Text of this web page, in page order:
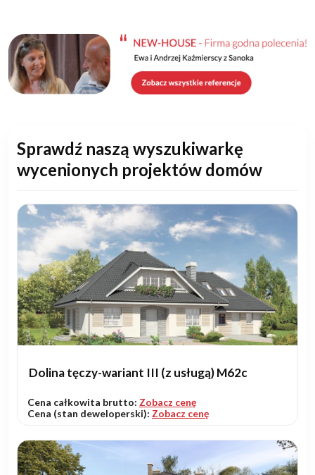
Sprawdź naszą wyszukiwarkę
wycenionych projektów domów
Dolina tęczy-wariant III (z usługą) M62c
Cena całkowita brutto: Zobacz cenę
Cena (stan deweloperski): Zobacz cenę